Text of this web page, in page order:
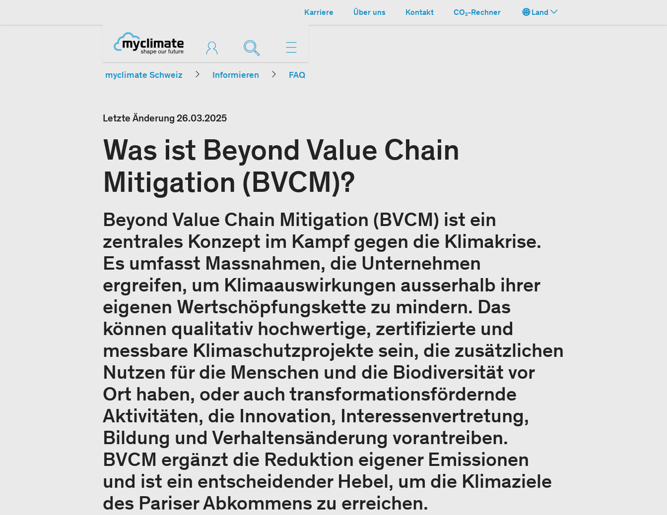
Karriere Über uns Kontakt CO₂-Rechner Land
myclimate Schweiz Informieren FAQ
Letzte Änderung 26.03.2025
Was ist Beyond Value Chain
Mitigation (BVCM)?
Beyond Value Chain Mitigation (BVCM) ist ein
zentrales Konzept im Kampf gegen die Klimakrise.
Es umfasst Massnahmen, die Unternehmen
ergreifen, um Klimaauswirkungen ausserhalb ihrer
eigenen Wertschöpfungskette zu mindern. Das
können qualitativ hochwertige, zertifizierte und
messbare Klimaschutzprojekte sein, die zusätzlichen
Nutzen für die Menschen und die Biodiversität vor
Ort haben, oder auch transformationsfördernde
Aktivitäten, die Innovation, Interessenvertretung,
Bildung und Verhaltensänderung vorantreiben.
BVCM ergänzt die Reduktion eigener Emissionen
und ist ein entscheidender Hebel, um die Klimaziele
des Pariser Abkommens zu erreichen.